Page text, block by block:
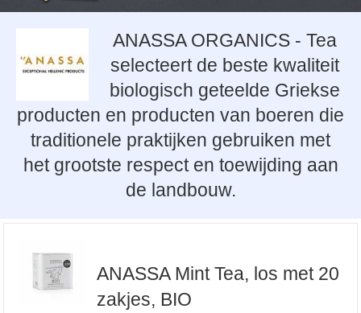
ANASSA ORGANICS - Tea
selecteert de beste kwaliteit
biologisch geteelde Griekse
producten en producten van boeren die
traditionele praktijken gebruiken met
het grootste respect en toewijding aan
de landbouw.
ANASSA Mint Tea, los met 20
zakjes, BIO